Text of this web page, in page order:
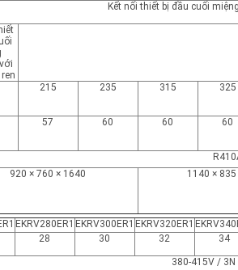
Kết nối thiết bị đầu cuối
215 235 315 325
57 60 60 60
920 × 760 × 1640 1140 ×
EKRV280ER1 EKRV300ER1 EKRV320ER1
28 30 32 34
380-415V /